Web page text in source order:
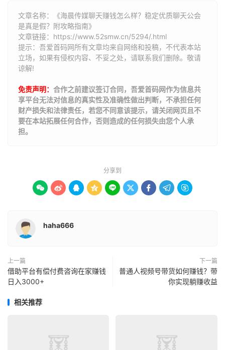
文章名称：《海晨传媒聊天赚钱怎么样？稳定优质聊天公会
是真是假？附攻略指南》
文章链接： https://www.52smw.cn/5294/.html
提示：吾爱首码网所有文章均来自网络和投稿，不代表本站
立场，如果有侵权内容、不妥之处，请联系我们删除。敬请
谅解!
免责声明： 合作之前建议签订合同，吾爱首码网作为信息共
享平台无法对信息的真实性及准确性做出判断，不承担任何
财产损失和法律责任，若您不同意该提示，请关闭网页且不
要在本站拓展任何合作，否则造成的任何损失由您个人承
担。
分享到
        
haha666
上一篇
借助平台有偿付费咨询在家赚钱
日入3000+
下一篇
普通人视频号带货如何赚钱？带
你实现躺赚收益
相关推荐